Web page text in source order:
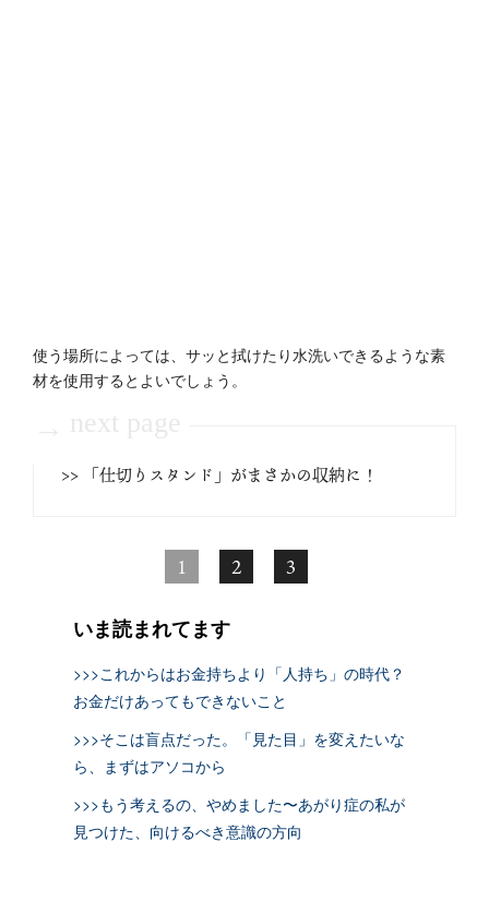
使う場所によっては、サッと拭けたり水洗いできるような素
材を使用するとよいでしょう。
>> 「仕切りスタンド」がまさかの収納に！
1 2 3
いま読まれてます
>>>これからはお金持ちより「人持ち」の時代？
お金だけあってもできないこと
>>>そこは盲点だった。「見た目」を変えたいな
ら、まずはアソコから
>>>もう考えるの、やめました〜あがり症の私が
見つけた、向けるべき意識の方向